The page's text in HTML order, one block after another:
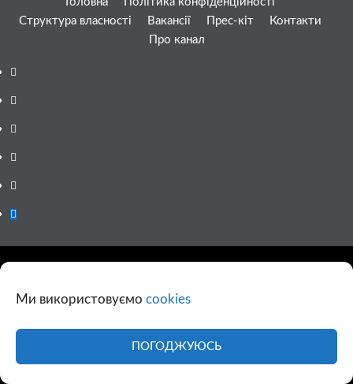
Ми використовуємо cookies
ПОГОДЖУЮСЬ
Структура власності
Вакансії Прес-кіт
Контакти
Про канал
Facebook
YouTube
Telegram
Instagram
Twitter
Google
11tv.dp.ua відкрите гіперпосилання на першоджерело
абзацу.